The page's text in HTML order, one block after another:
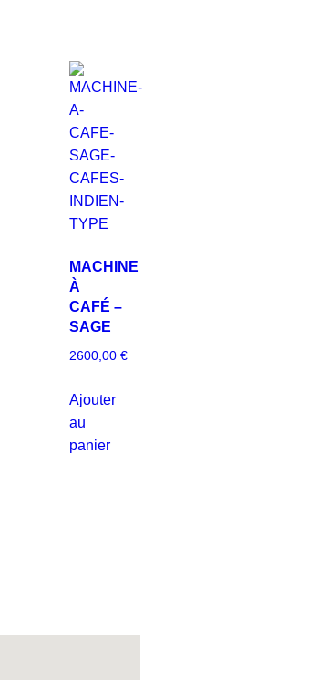
MACHINE
À
CAFÉ –
SAGE
2600,00€
Ajouter
au
panier